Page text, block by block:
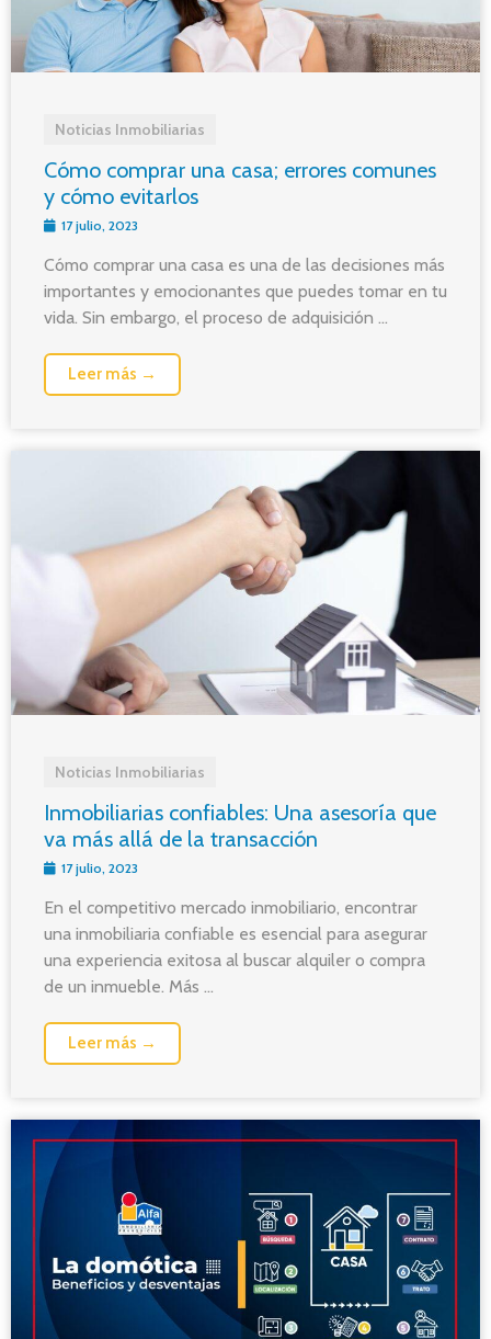
Noticias Inmobiliarias
Cómo comprar una casa; errores comunes
y cómo evitarlos
17 julio, 2023
Cómo comprar una casa es una de las decisiones más
importantes y emocionantes que puedes tomar en tu
vida. Sin embargo, el proceso de adquisición ...
Leer más →
Noticias Inmobiliarias
Inmobiliarias confiables: Una asesoría que
va más allá de la transacción
17 julio, 2023
En el competitivo mercado inmobiliario, encontrar
una inmobiliaria confiable es esencial para asegurar
una experiencia exitosa al buscar alquiler o compra
de un inmueble. Más ...
Leer más →